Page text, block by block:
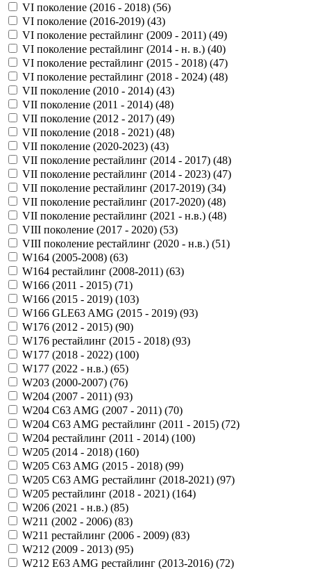
VI поколение (2016 - 2018) (56)
VI поколение (2016-2019) (43)
VI поколение рестайлинг (2009 - 2011) (49)
VI поколение рестайлинг (2014 - н. в.) (40)
VI поколение рестайлинг (2015 - 2018) (47)
VI поколение рестайлинг (2018 - 2024) (48)
VII поколение (2010 - 2014) (43)
VII поколение (2011 - 2014) (48)
VII поколение (2012 - 2017) (49)
VII поколение (2018 - 2021) (48)
VII поколение (2020-2023) (43)
VII поколение рестайлинг (2014 - 2017) (48)
VII поколение рестайлинг (2014 - 2023) (47)
VII поколение рестайлинг (2017-2019) (34)
VII поколение рестайлинг (2017-2020) (48)
VII поколение рестайлинг (2021 - н.в.) (48)
VIII поколение (2017 - 2020) (53)
VIII поколение рестайлинг (2020 - н.в.) (51)
W164 (2005-2008) (63)
W164 рестайлинг (2008-2011) (63)
W166 (2011 - 2015) (71)
W166 (2015 - 2019) (103)
W166 GLE63 AMG (2015 - 2019) (93)
W176 (2012 - 2015) (90)
W176 рестайлинг (2015 - 2018) (93)
W177 (2018 - 2022) (100)
W177 (2022 - н.в.) (65)
W203 (2000-2007) (76)
W204 (2007 - 2011) (93)
W204 C63 AMG (2007 - 2011) (70)
W204 C63 AMG рестайлинг (2011 - 2015) (72)
W204 рестайлинг (2011 - 2014) (100)
W205 (2014 - 2018) (160)
W205 C63 AMG (2015 - 2018) (99)
W205 C63 AMG рестайлинг (2018-2021) (97)
W205 рестайлинг (2018 - 2021) (164)
W206 (2021 - н.в.) (85)
W211 (2002 - 2006) (83)
W211 рестайлинг (2006 - 2009) (83)
W212 (2009 - 2013) (95)
W212 E63 AMG рестайлинг (2013-2016) (72)